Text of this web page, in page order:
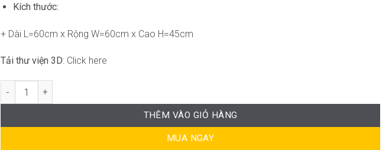
Kích thước:
+ Dài L=60cm x Rộng W=60cm x Cao H=45cm
Tải thư viện 3D: Click here
Oliver stool FM-WC903 số lượng
THÊM VÀO GIỎ HÀNG
MUA NGAY